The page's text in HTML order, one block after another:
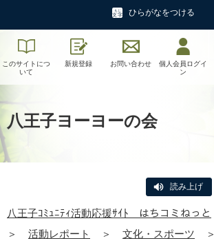
ひらがなをつける
このサイトにつ
いて
新規登録 お問い合わせ
個人会員ログイ
ン
八王子ヨーヨーの会
読み上げ
八王子ｺﾐｭﾆﾃｨ活動応援ｻｲﾄ はちコミねっと
＞
活動レポート ＞ 文化・スポーツ ＞